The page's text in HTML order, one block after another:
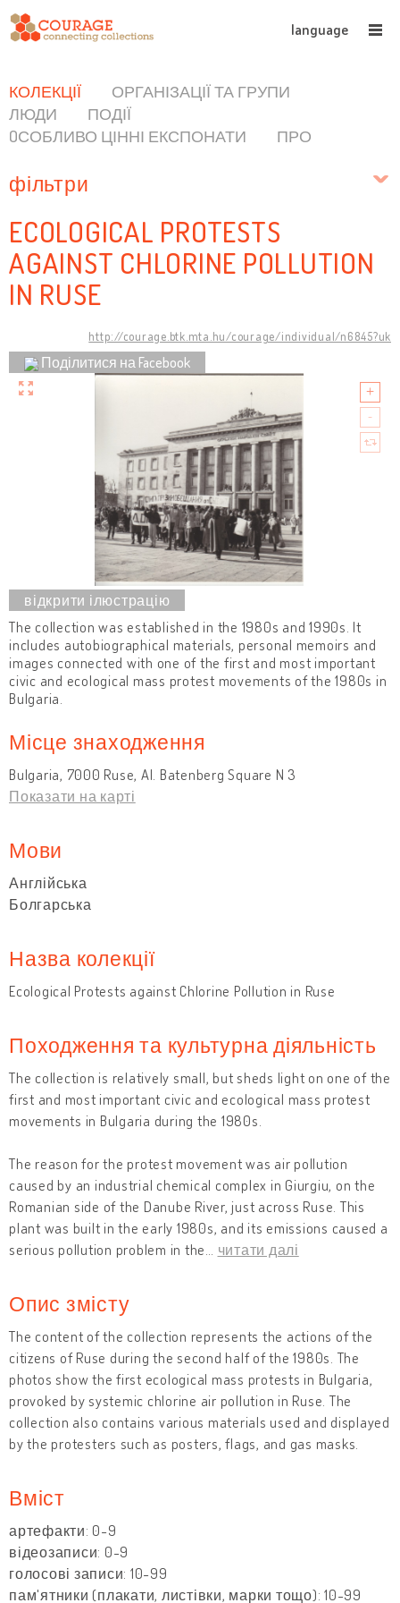
language
КОЛЕКЦІЇ
ОРГАНІЗАЦІЇ ТА ГРУПИ
ЛЮДИ
ПОДІЇ
OСОБЛИВО ЦІННІ ЕКСПОНАТИ
ПРО
фільтри
ECOLOGICAL PROTESTS
AGAINST CHLORINE POLLUTION
IN RUSE
http://courage.btk.mta.hu/courage/individual/n6845?uk
Поділитися на Facebook
The collection was established in the 1980s and 1990s. It
includes autobiographical materials, personal memoirs and
images connected with one of the first and most important
civic and ecological mass protest movements of the 1980s in
Bulgaria.
Місце знаходження
Bulgaria, 7000 Ruse, Al. Batenberg Square N 3
Показати на карті
Мови
Англійська
Болгарська
Назва колекції
Ecological Protests against Chlorine Pollution in Ruse
Походження та культурна діяльність
The collection is relatively small, but sheds light on one of the
first and most important civic and ecological mass protest
movements in Bulgaria during the 1980s.
The reason for the protest movement was air pollution
caused by an industrial chemical complex in Giurgiu, on the
Romanian side of the Danube River, just across Ruse. This
plant was built in the early 1980s, and its emissions caused a
serious pollution problem in the
читати далі
Опис змісту
The content of the collection represents the actions of the
citizens of Ruse during the second half of the 1980s. The
photos show the first ecological mass protests in Bulgaria,
provoked by systemic chlorine air pollution in Ruse. The
collection also contains various materials used and displayed
by the protesters such as posters, flags, and gas masks.
Вміст
артефакти: 0-9
відеозаписи: 0-9
голосові записи: 10-99
пам'ятники (плакати, листівки, марки тощо): 10-99